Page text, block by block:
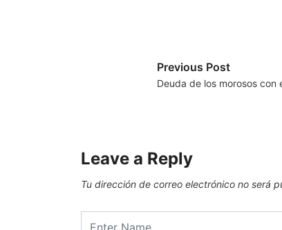
Previous Post
Deuda de los morosos
Leave a Reply
Tu dirección de correo electrónico no será